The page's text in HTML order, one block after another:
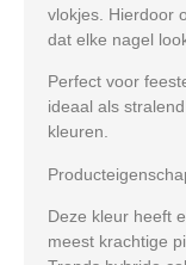
vlokjes. Hierdoor
dat elke nagel
Perfect voor
ideaal als
kleuren.
Deze kleur heeft
meest krachtige